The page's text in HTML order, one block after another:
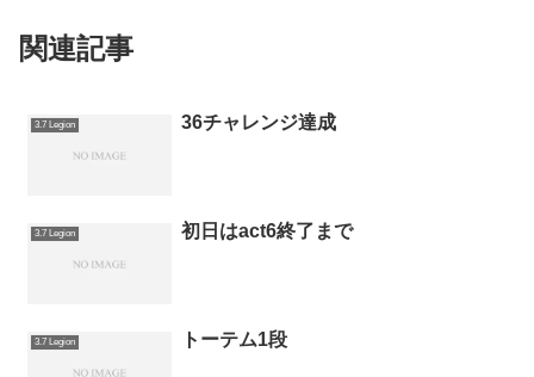
関連記事
3.7 Legion 36チャレンジ達成
3.7 Legion 初日はact6終了まで
3.7 Legion トーテム1段